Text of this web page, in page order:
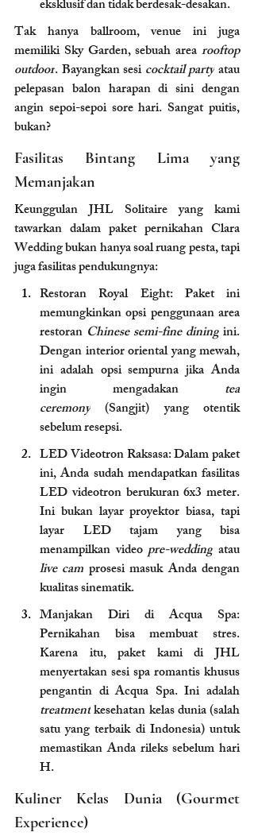
eksklusif dan tidak berdesak-desakan.
Tak hanya ballroom, venue ini juga
memiliki Sky Garden, sebuah area rooftop
outdoor. Bayangkan sesi cocktail party atau
pelepasan balon harapan di sini dengan
angin sepoi-sepoi sore hari. Sangat puitis,
bukan?
Fasilitas Bintang Lima yang
Memanjakan
Keunggulan JHL Solitaire yang kami
tawarkan dalam paket pernikahan Clara
Wedding bukan hanya soal ruang pesta, tapi
juga fasilitas pendukungnya:
Restoran Royal Eight: Paket ini
memungkinkan opsi penggunaan area
restoran Chinese semi-fine dining ini.
Dengan interior oriental yang mewah,
ini adalah opsi sempurna jika Anda
ingin mengadakan tea
ceremony (Sangjit) yang otentik
sebelum resepsi.
LED Videotron Raksasa: Dalam paket
ini, Anda sudah mendapatkan fasilitas
LED videotron berukuran 6x3 meter.
Ini bukan layar proyektor biasa, tapi
layar LED tajam yang bisa
menampilkan video pre-wedding
live cam prosesi masuk Anda dengan
kualitas sinematik.
Manjakan Diri di Acqua Spa:
Pernikahan bisa membuat stres.
Karena itu, paket kami di JHL
menyertakan sesi spa romantis khusus
treatment kesehatan kelas dunia (salah
satu yang terbaik di Indonesia) untuk
memastikan Anda rileks sebelum hari
H.
Kuliner Kelas Dunia (Gourmet
Experience)